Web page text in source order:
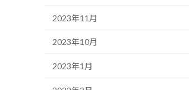
2023年11月
2023年10月
2023年1月